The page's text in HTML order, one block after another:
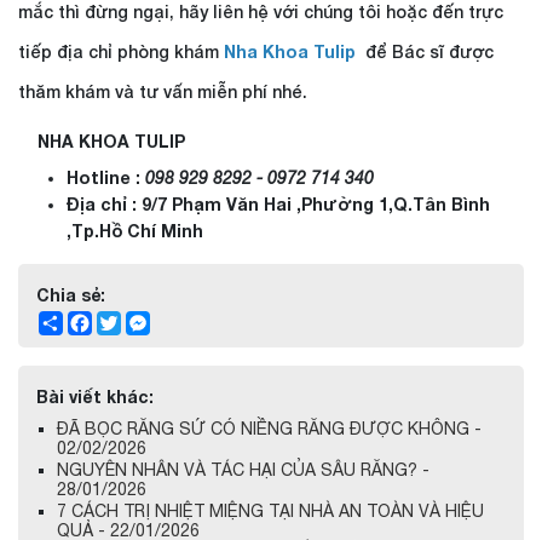
mắc thì đừng ngại, hãy liên hệ với chúng tôi hoặc đến trực
tiếp địa chỉ phòng khám Nha Khoa Tulip để Bác sĩ được
thăm khám và tư vấn miễn phí nhé.
NHA KHOA TULIP
Hotline : 098 929 8292 - 0972 714 340
Địa chỉ : 9/7 Phạm Văn Hai ,Phường 1,Q.Tân Bình
,Tp.Hồ Chí Minh
Chia sẻ:
ShareFacebook
Twitter
Bài viết khác:
ĐÃ BỌC RĂNG SỨ CÓ NIỀNG RĂNG ĐƯỢC KHÔNG -
02/02/2026
NGUYÊN NHÂN VÀ TÁC HẠI CỦA SÂU RĂNG? -
28/01/2026
7 CÁCH TRỊ NHIỆT MIỆNG TẠI NHÀ AN TOÀN VÀ HIỆU
QUẢ - 22/01/2026